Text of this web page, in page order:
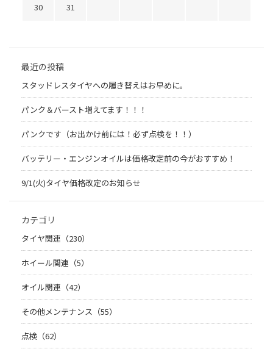
30
31
最近の投稿
スタッドレスタイヤへの履き替えはお早めに。
パンク＆バースト増えてます！！！
パンクです（お出かけ前には！必ず点検を！！）
バッテリー・エンジンオイルは価格改定前の今がおすすめ！
9/1(火)タイヤ価格改定のお知らせ
カテゴリ
タイヤ関連（230）
ホイール関連（5）
オイル関連（42）
その他メンテナンス（55）
点検（62）